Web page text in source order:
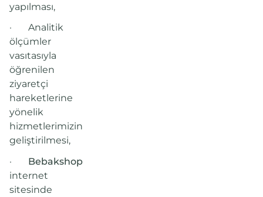
yapılması,
· Analitik
ölçümler
vasıtasıyla
öğrenilen
ziyaretçi
hareketlerine
yönelik
hizmetlerimizin
geliştirilmesi,
· Bebakshop
internet
sitesinde